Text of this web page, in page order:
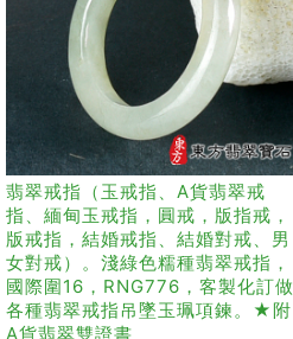
翡翠戒指（玉戒指、A貨翡翠戒
指、緬甸玉戒指，圓戒，版指戒，
版戒指，結婚戒指、結婚對戒、男
女對戒）。淺綠色糯種翡翠戒指，
國際圍16，RNG776，客製化訂做
各種翡翠戒指吊墜玉珮項鍊。★附
A貨翡翠雙證書